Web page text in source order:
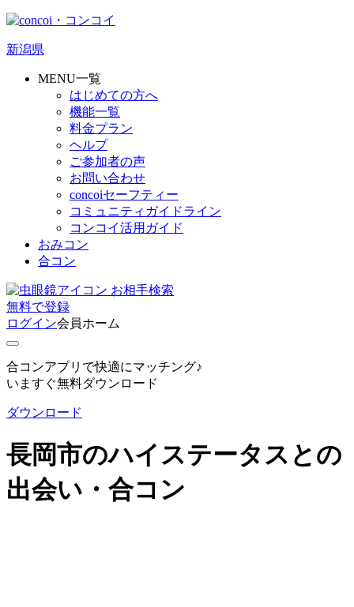
新潟県
MENU一覧
はじめての方へ
機能一覧
料金プラン
ヘルプ
ご参加者の声
お問い合わせ
concoiセーフティー
コミュニティガイドライン
コンコイ活用ガイド
おみコン
合コン
お相手検索
無料で登録
ログイン会員ホーム
合コンアプリで快適にマッチング♪
いますぐ無料ダウンロード
ダウンロード
長岡市のハイステータスとの
出会い・合コン